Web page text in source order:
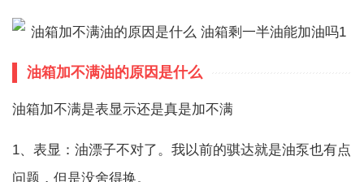
油箱加不满油的原因是什么
油箱加不满是表显示还是真是加不满
1、表显：油漂子不对了。我以前的骐达就是油泵也有点
问题，但是没舍得换。